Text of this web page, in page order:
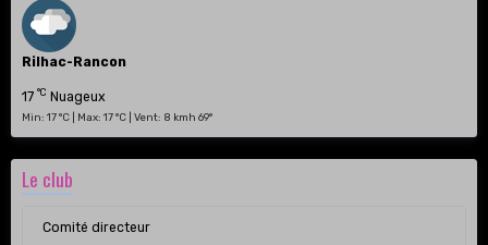
Rilhac-Rancon
17 °C Nuageux
Min: 17 °C | Max: 17 °C | Vent: 8 kmh 69°
Le club
Comité directeur